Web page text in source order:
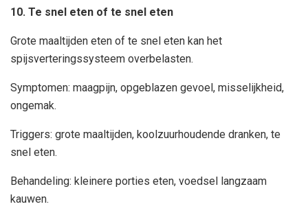
10. Te snel eten of te snel eten
Grote maaltijden eten of te snel eten kan het
spijsverteringssysteem overbelasten.
Symptomen: maagpijn, opgeblazen gevoel, misselijkheid,
ongemak.
Triggers: grote maaltijden, koolzuurhoudende dranken, te
snel eten.
Behandeling: kleinere porties eten, voedsel langzaam
kauwen.